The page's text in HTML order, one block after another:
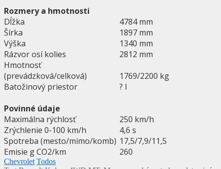
Rozmery a hmotnosti
Dĺžka
4784 mm
Šírka
1897 mm
Výška
1340 mm
Rázvor osí kolies
2812 mm
Hmotnosť
(prevádzková/celková)
1769/2200 kg
Batožinový priestor
? l
Povinné údaje
Maximálna rýchlosť
250 km/h
Zrýchlenie 0-100 km/h
4,6 s
Spotreba (mesto/mimo/komb) 17,5/7,9/11,5
Emisie g CO2/km
260
Chevrolet Todos